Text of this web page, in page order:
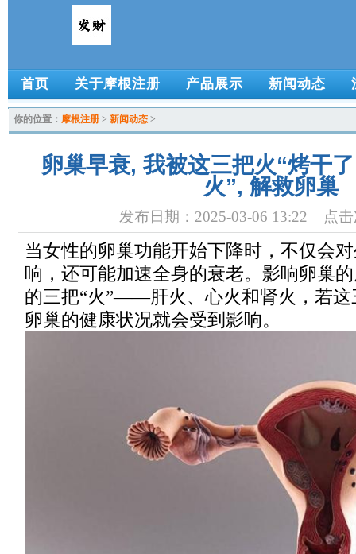
首页 关于摩根注册 产品展示 新闻动态
你的位置： 摩根注册 > 新闻动态 >
卵巢早衰, 我被这三把火“烤干
火”, 解救卵巢
发布日期：2025-03-06 13:22 点击
当女性的卵巢功能开始下降时，不仅会
响，还可能加速全身的衰老。影响卵巢
的三把“火”——肝火、心火和肾火，若这
卵巢的健康状况就会受到影响。